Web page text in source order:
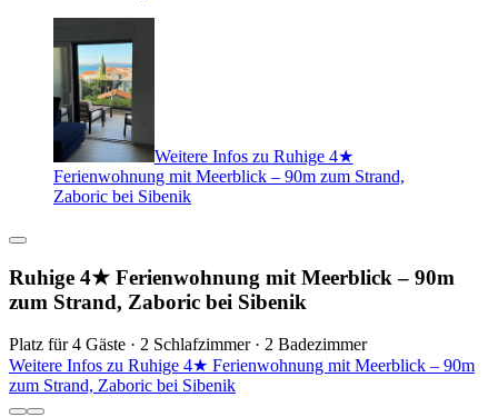
Weitere Infos zu Ruhige 4★
Ferienwohnung mit Meerblick – 90m zum Strand,
Zaboric bei Sibenik
Ruhige 4★ Ferienwohnung mit Meerblick – 90m
zum Strand, Zaboric bei Sibenik
Platz für 4 Gäste · 2 Schlafzimmer · 2 Badezimmer
Weitere Infos zu Ruhige 4★ Ferienwohnung mit Meerblick – 90m
zum Strand, Zaboric bei Sibenik